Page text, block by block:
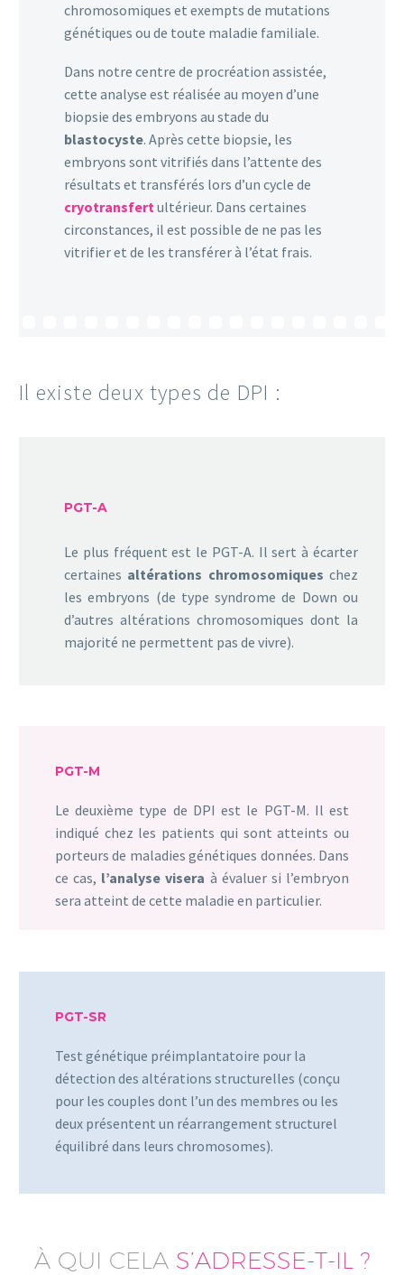
chromosomiques et exempts de mutations
génétiques ou de toute maladie familiale.
Dans notre centre de procréation assistée,
cette analyse est réalisée au moyen d’une
biopsie des embryons au stade du
blastocyste. Après cette biopsie, les
embryons sont vitrifiés dans l’attente des
résultats et transférés lors d’un cycle de
cryotransfert ultérieur. Dans certaines
circonstances, il est possible de ne pas les
vitrifier et de les transférer à l’état frais.
Il existe deux types de DPI :
PGT-A
Le plus fréquent est le PGT-A. Il sert à écarter
certaines altérations chromosomiques chez
les embryons (de type syndrome de Down ou
d’autres altérations chromosomiques dont la
majorité ne permettent pas de vivre).
PGT-M
Le deuxième type de DPI est le PGT-M. Il est
indiqué chez les patients qui sont atteints ou
porteurs de maladies génétiques données. Dans
ce cas, l’analyse visera à évaluer si l’embryon
sera atteint de cette maladie en particulier.
PGT-SR
Test génétique préimplantatoire pour la
détection des altérations structurelles (conçu
pour les couples dont l’un des membres ou les
deux présentent un réarrangement structurel
équilibré dans leurs chromosomes).
À QUI CELAS’ADRESSE-T-IL ?